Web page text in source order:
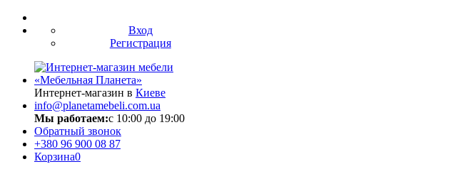
Вход
Регистрация
Интернет-магазин в Киеве
info@planetamebeli.com.ua
Мы работаем:с 10:00 до 19:00
Обратный звонок
+380 96 900 08 87
Корзина0